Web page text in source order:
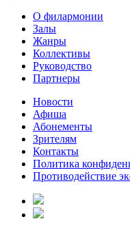
О филармонии
Залы
Жанры
Коллективы
Руководство
Партнеры
Новости
Афиша
Абонементы
Зрителям
Контакты
Политика
Противодействие